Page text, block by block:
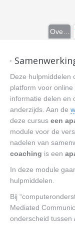
·
Deze hulpmiddelen
platform voor
informatie delen en
anderzijds. Aan de
deze cursus een
module voor de
nadelen van
coaching is een
In deze module
hulpmiddelen.
Bij
Mediated
onderscheid tussen